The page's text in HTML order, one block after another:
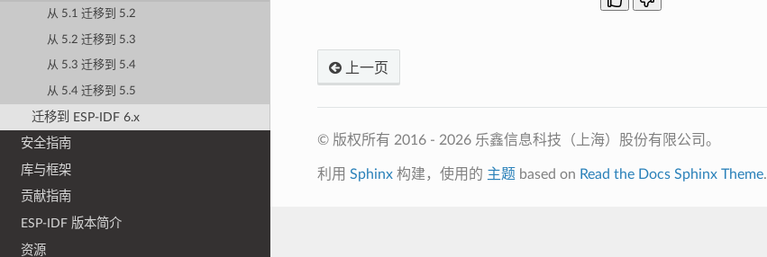
从 5.1 迁移到 5.2
从 5.2 迁移到 5.3
从 5.3 迁移到 5.4
从 5.4 迁移到 5.5
迁移到 ESP-IDF 6.x
安全指南
库与框架
贡献指南
ESP-IDF 版本简介
资源
上一页
© 版权所有 2016 - 2026 乐鑫信息科技（上海）股份有限公司。
利用 Sphinx构建，使用的 主题 based on Read the Docs Sphinx Theme.